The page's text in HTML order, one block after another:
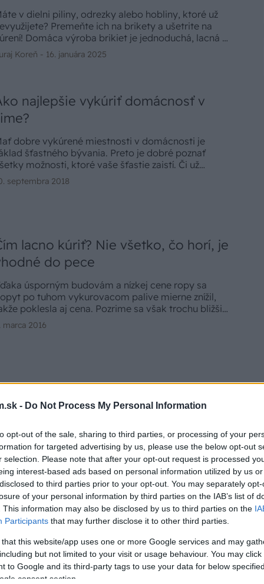
- Do Not Process My Personal Information
opt-out of the sale, sharing to third parties, or processing of your
for targeted advertising by us, please use the below opt-out
selection. Please note that after your opt-out request is processed
interest-based ads based on personal information utilized by us
to third parties prior to your opt-out. You may separately
of your personal information by third parties on the IAB’s list of
This information may also be disclosed by us to third parties on the
Participants that may further disclose it to other third parties.
that this website/app uses one or more Google services and may
but not limited to your visit or usage behaviour. You may
to Google and its third-party tags to use your data for below
consent section.
v dielni piliny, odrezky alebo hobliny, ktoré už
Premeňte ich na brikety a ušetrite na
Domáca výroba brikiet je jednoduchá, lacná a
ju každý domáci majster.
Koreň - 16. januára 2025
najlepšie vykúriť domácnosť v
dobre vykúrené miestnosti v domácnosti je
šťastného bývania. Preto je dobré poznať
možnosti, ktoré vaše šťastie zaistí. Či už
v dome, byte, na chate, hausbóte alebo
v maringotke, máme pre vás riešenie.
septembra 2018
lacno kúriť? Nie všetko, čo horí, je
do pece
úsporným budovám a nízkej cene ropy sa
po tuhom vykurovacom palive mierne znížil,
poklesla aj cena. Pozrime sa však trochu bližšie
výber palivového dreva, aby ste nenaleteli rôznym
Často predávajú palivo, ktoré horí zle
marca 2016